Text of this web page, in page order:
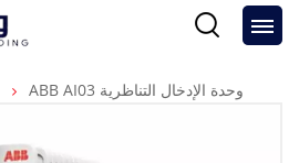
ABB AI03 وحدة الإدخال التناظرية